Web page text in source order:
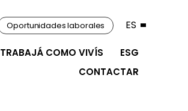
TRABAJÁ COMO VIVÍS
ESG
CONTACTAR
Oportunidades laborales ES